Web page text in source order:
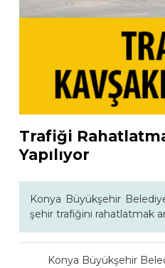
Trafiği
Yapılıyor
Konya Büyükşehir
şehir trafiğini rahatlatmak
Konya Büyükşehir